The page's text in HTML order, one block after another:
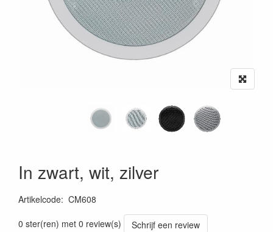
In zwart, wit, zilver
Artikelcode: CM608
0 ster(ren) met 0 review(s)
Schrijf een review